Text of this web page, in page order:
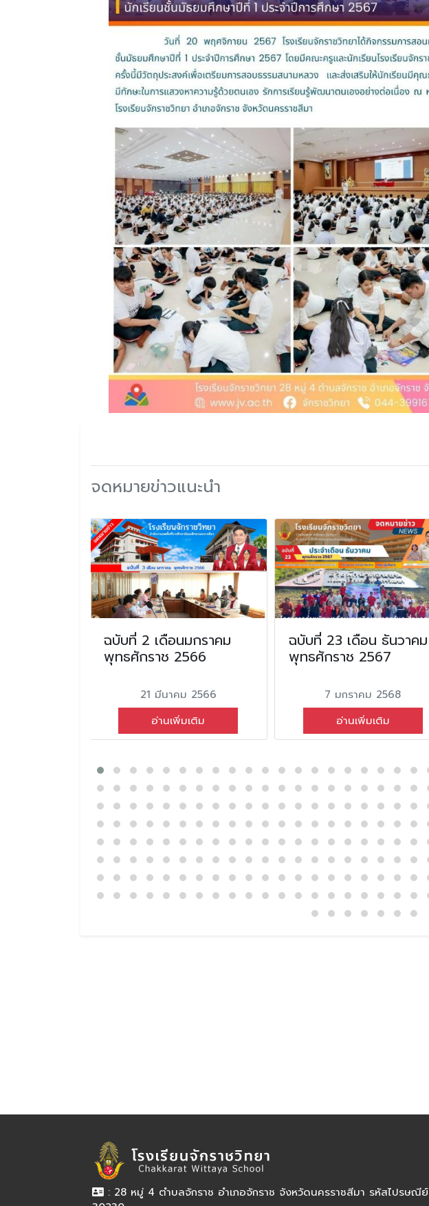
จดหมายข่าวแนะนำ
ฉบับที่ 2 เดือนมกราคม
พุทธศักราช 2566
21 มีนาคม 2566
อ่านเพิ่มเติม
ฉบับที่ 23 เดือน ธันวาคม
พุทธศักราช 2567
7 มกราคม 2568
อ่านเพิ่มเติม
: 28 หมู่ 4 ตำบลจักราช อำเภอจักราช จังหวัดนครราชสีมา รหัสไปรษณีย์